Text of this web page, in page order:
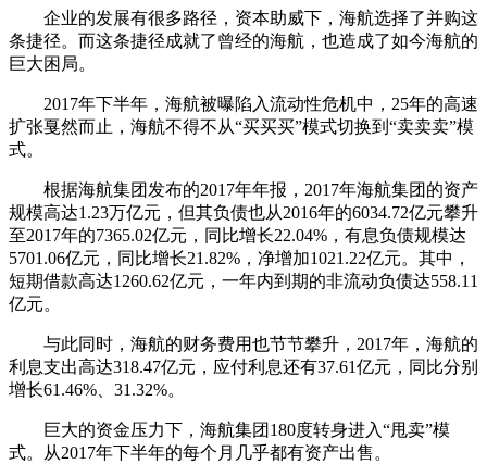
企业的发展有很多路径，资本助威下，海航选择了并购这
条捷径。而这条捷径成就了曾经的海航，也造成了如今海航的
巨大困局。
2017年下半年，海航被曝陷入流动性危机中，25年的高速
扩张戛然而止，海航不得不从“买买买”模式切换到“卖卖卖”模
式。
根据海航集团发布的2017年年报，2017年海航集团的资产
规模高达1.23万亿元，但其负债也从2016年的6034.72亿元攀升
至2017年的7365.02亿元，同比增长22.04%，有息负债规模达
5701.06亿元，同比增长21.82%，净增加1021.22亿元。其中，
短期借款高达1260.62亿元，一年内到期的非流动负债达558.11
亿元。
与此同时，海航的财务费用也节节攀升，2017年，海航的
利息支出高达318.47亿元，应付利息还有37.61亿元，同比分别
增长61.46%、31.32%。
巨大的资金压力下，海航集团180度转身进入“甩卖”模
式。从2017年下半年的每个月几乎都有资产出售。